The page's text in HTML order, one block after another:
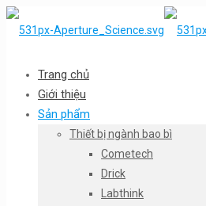
Trang chủ
Giới thiệu
Sản phẩm
Thiết bị ngành bao bì
Cometech
Drick
Labthink